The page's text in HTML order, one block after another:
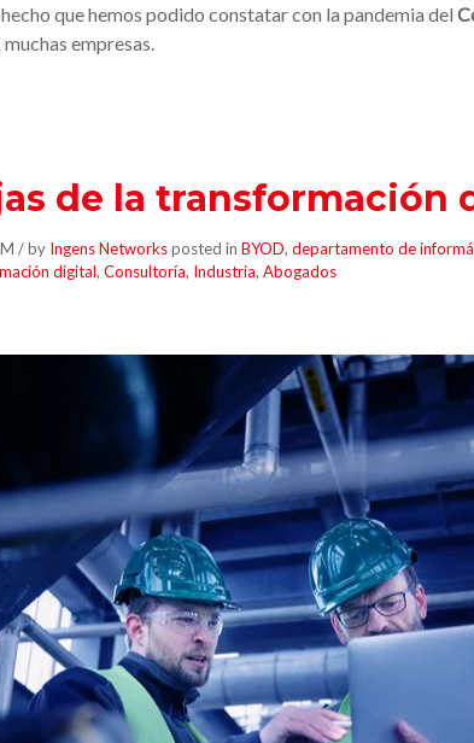
hecho que hemos podido constatar con la pandemia del
empresas.
de la transformación
/ by Ingens Networksposted in BYOD, departamento de
digital, Consultoría, Industria, Abogados